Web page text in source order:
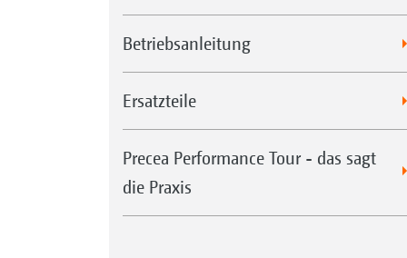
Betriebsanleitung
Ersatzteile
Precea Performance Tour - das sagt
die Praxis